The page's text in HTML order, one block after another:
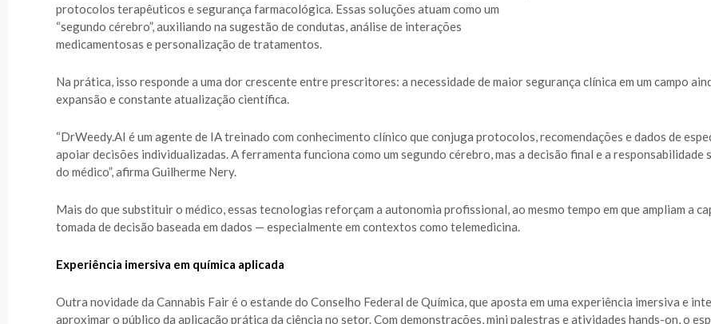
protocolos terapêuticos e segurança farmacológica. Essas soluções atuam como um
“segundo cérebro”, auxiliando na sugestão de condutas, análise de interações
medicamentosas e personalização de tratamentos.
Na prática, isso responde a uma dor crescente entre prescritores: a necessidade de maior segurança clínica em um campo
expansão e constante atualização científica.
“DrWeedy.AI é um agente de IA treinado com conhecimento clínico que conjuga protocolos, recomendações e dados de
apoiar decisões individualizadas. A ferramenta funciona como um segundo cérebro, mas a decisão final e a responsabilidade
do médico”, afirma Guilherme Nery.
Mais do que substituir o médico, essas tecnologias reforçam a autonomia profissional, ao mesmo tempo em que ampliam a
tomada de decisão baseada em dados — especialmente em contextos como telemedicina.
Experiência imersiva em química aplicada
Outra novidade da Cannabis Fair é o estande do Conselho Federal de Química, que aposta em uma experiência imersiva e
aproximar o público da aplicação prática da ciência no setor. Com demonstrações, mini palestras e atividades hands-on, o